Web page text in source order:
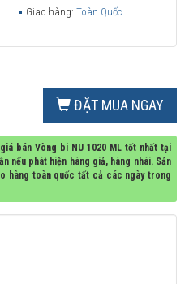
Giao hàng: Toàn Quốc
ĐẶT MUA NGAY
bán Vòng bi NU 1020 ML tốt nhất tại
nếu phát hiện hàng giả, hàng nhái. Sản
hàng toàn quốc tất cả các ngày trong